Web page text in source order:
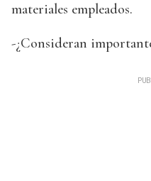
materiales empleados.
-¿Consideran